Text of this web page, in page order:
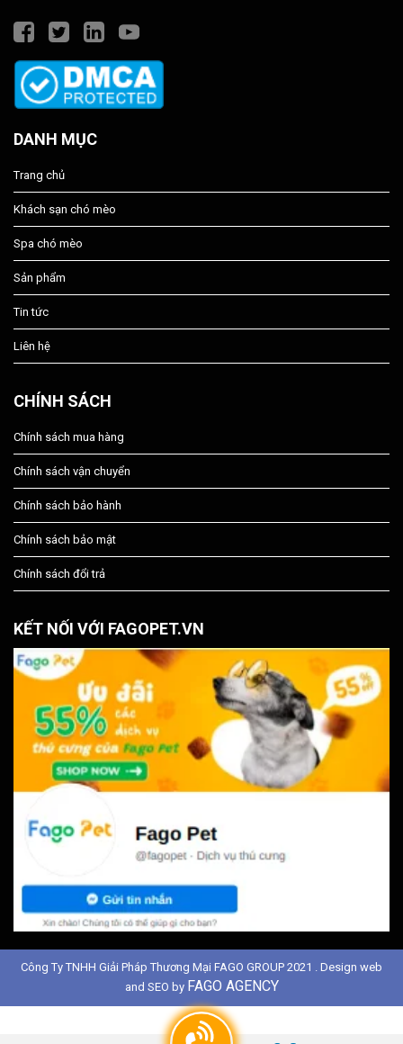
DANH MỤC
Trang chủ
Khách sạn chó mèo
Spa chó mèo
Sản phẩm
Tin tức
Liên hệ
CHÍNH SÁCH
Chính sách mua hàng
Chính sách vận chuyển
Chính sách bảo hành
Chính sách bảo mật
Chính sách đổi trả
KẾT NỐI VỚI FAGOPET.VN
Công Ty TNHH Giải Pháp Thương Mại FAGO GROUP 2021 . Design web
and SEO by FAGO AGENCY